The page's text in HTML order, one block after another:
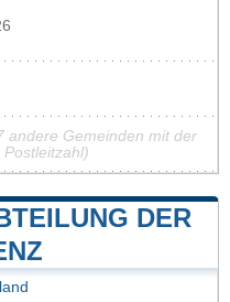
andere Gemeinden mit der
DER